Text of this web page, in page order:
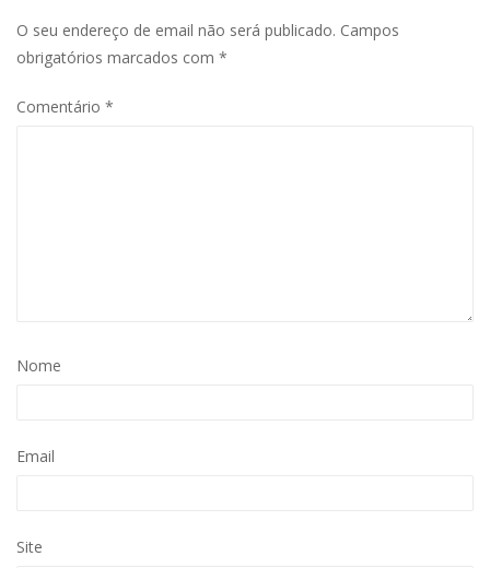
O seu endereço de email não será publicado. Campos
obrigatórios marcados com *
Comentário *
Nome
Email
Site